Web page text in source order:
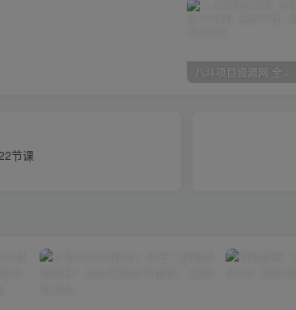
八斗项目资源网 全网正品VIP课程 无损下载~
节课